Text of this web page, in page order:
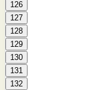
126
127
128
129
130
131
132